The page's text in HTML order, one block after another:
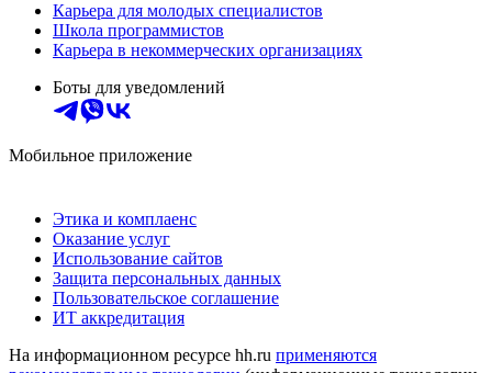
Карьера для молодых специалистов
Школа программистов
Карьера в некоммерческих организациях
Боты для уведомлений
Мобильное приложение
Этика и комплаенс
Оказание услуг
Использование сайтов
Защита персональных данных
Пользовательское соглашение
ИТ аккредитация
На информационном ресурсе hh.ru применяются